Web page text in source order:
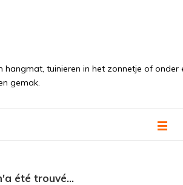
hangmat, tuinieren in het zonnetje of
gemak.
été trouvé...